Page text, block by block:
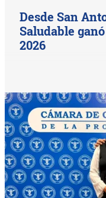
Desde San
Saludable
2026